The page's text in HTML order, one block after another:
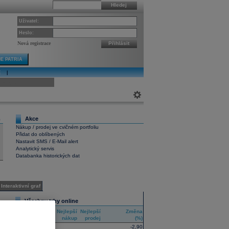
Hledej
Uživatel:
Heslo:
Nová registrace Přihlásit
PATRIA
Akce
Nákup / prodej ve cvičném portfoliu
Přidat do oblíbených
Nastavit SMS / E-Mail alert
Analytický servis
Databanka historických dat
Interaktivní graf
Všechny trhy online
Nejlepší
nákup
Nejlepší
prodej
Změna
(%)
-2,90